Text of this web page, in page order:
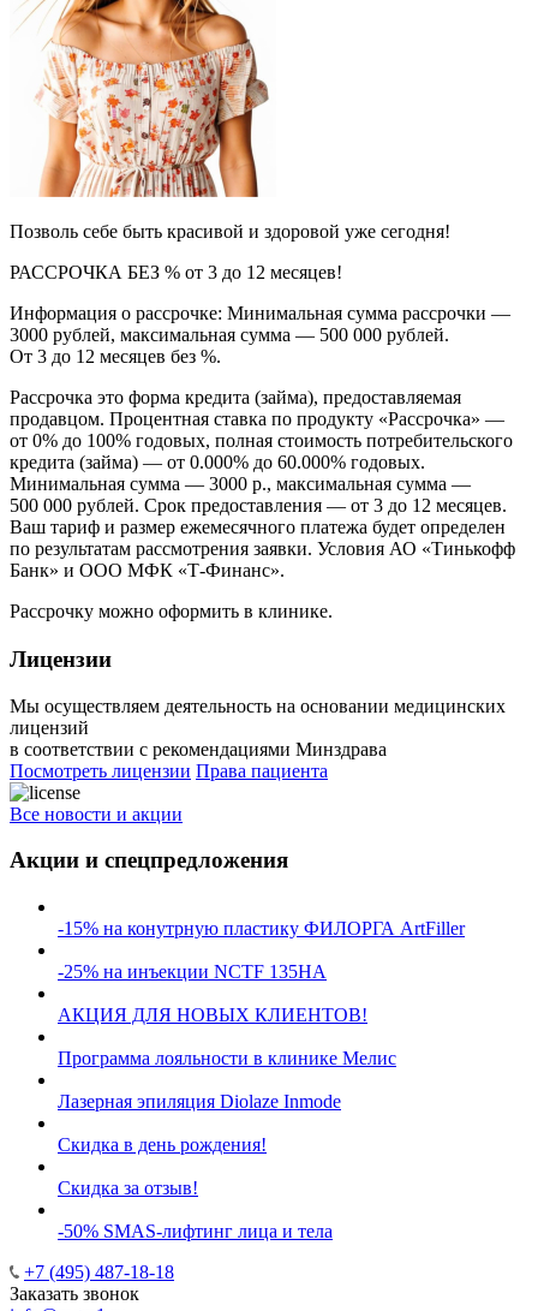
Позволь себе быть красивой и здоровой уже сегодня!
РАССРОЧКА БЕЗ % от 3 до 12 месяцев!
Информация о рассрочке: Минимальная сумма рассрочки —
3000 рублей, максимальная сумма — 500 000 рублей.
От 3 до 12 месяцев без %.
Рассрочка это форма кредита (займа), предоставляемая
продавцом. Процентная ставка по продукту «Рассрочка» —
от 0% до 100% годовых, полная стоимость потребительского
кредита (займа) — от 0.000% до 60.000% годовых.
Минимальная сумма — 3000 р., максимальная сумма —
500 000 рублей. Срок предоставления — от 3 до 12 месяцев.
Ваш тариф и размер ежемесячного платежа будет определен
по результатам рассмотрения заявки. Условия АО «Тинькофф
Банк» и ООО МФК «Т-Финанс».
Рассрочку можно оформить в клинике.
Лицензии
Мы осуществляем деятельность на основании медицинских
лицензий
в соответствии с рекомендациями Минздрава
Посмотреть лицензии Права пациента
Все новости и акции
Акции и спецпредложения
-15% на конутрную пластику ФИЛОРГА ArtFiller
-25% на инъекции NCTF 135HA
АКЦИЯ ДЛЯ НОВЫХ КЛИЕНТОВ!
Программа лояльности в клинике Мелис
Лазерная эпиляция Diolaze Inmode
Скидка в день рождения!
Скидка за отзыв!
-50% SMAS-лифтинг лица и тела
+7 (495) 487-18-18
Заказать звонок